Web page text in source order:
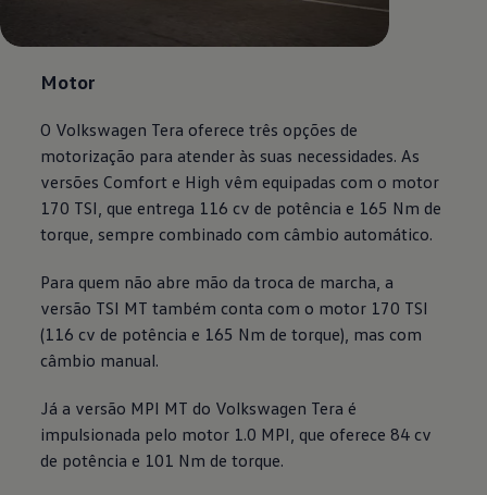
Motor
O Volkswagen Tera oferece três opções de
motorização para atender às suas necessidades. As
versões Comfort e High vêm equipadas com o motor
170 TSI, que entrega 116 cv de potência e 165 Nm de
torque, sempre combinado com câmbio automático.
Para quem não abre mão da troca de marcha, a
versão TSI MT também conta com o motor 170 TSI
(116 cv de potência e 165 Nm de torque), mas com
câmbio manual.
Já a versão MPI MT do Volkswagen Tera é
impulsionada pelo motor 1.0 MPI, que oferece 84 cv
de potência e 101 Nm de torque.